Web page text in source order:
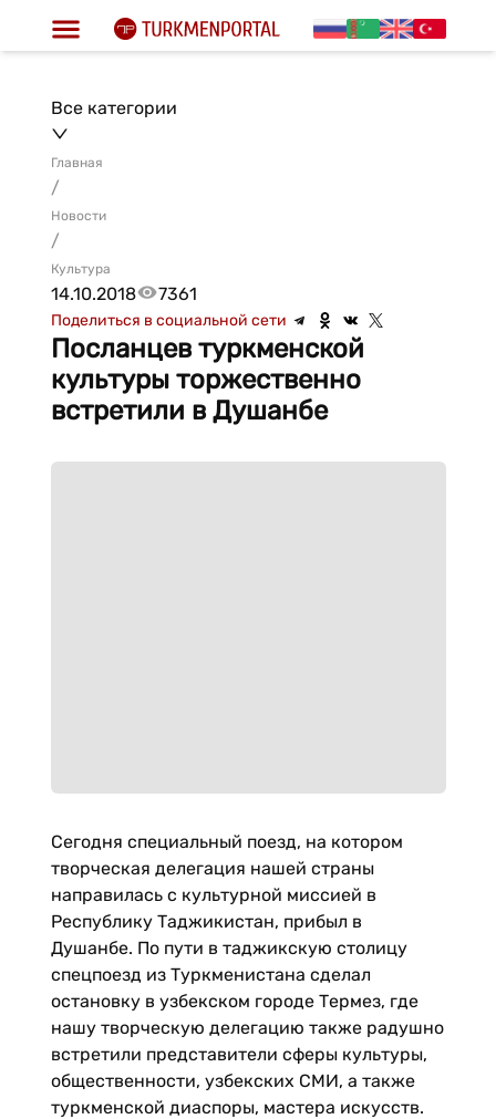
Все категории
Главная
/
Новости
/
Культура
14.10.2018 7361
Поделиться в социальной сети
Посланцев туркменской
культуры торжественно
встретили в Душанбе
Сегодня специальный поезд, на котором
творческая делегация нашей страны
направилась с культурной миссией в
Республику Таджикистан, прибыл в
Душанбе. По пути в таджикскую столицу
спецпоезд из Туркменистана сделал
остановку в узбекском городе Термез, где
нашу творческую делегацию также радушно
встретили представители сферы культуры,
общественности, узбекских СМИ, а также
туркменской диаспоры, мастера искусств.